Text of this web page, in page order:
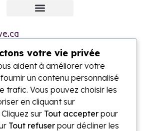
Communication
claire
entreprises
humaines.
votre vie privée
aident à améliorer votre
un contenu personnalisé
trafic. Vous pouvez choisir les
en cliquant sur
Cliquez sur Tout accepter pour
Tout refuser pour décliner les